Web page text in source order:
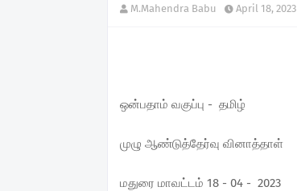
M.Mahendra Babu April 18, 2023
ஒன்பதாம் வகுப்பு - தமிழ்
முழு ஆண்டுத்தேர்வு வினாத்தாள்
மதுரை மாவட்டம் 18 - 04 - 2023